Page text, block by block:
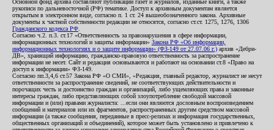
Основной фонд архива составляют публикации газет и журналов, изданные книги, а также
рукописи по дальневосточной (РФ) тематике. Доступ к архивным документам является
открытым в электронном виде, согласно п. 1 ст. 24 вышеобозначенного закона. Архивные
документы к частной собственности редакции не относятся, согласно ст.ст. 1275, 1276, 1306
Гражданского кодекса РФ
Согласно ч.2. п.3. ст.17 «Ответственность за правонарушения в сфере информации,
информационных технологий и защиты информации» Закона РФ «Об информации,
информационных технологиях и о защите информации» (ФЗ-149 от 27.07.06 г.) архив «Дебри-
ДВ», хранящий информацию, гражданско-правовую ответственность за распространение
информации не несет. Сайт и редакция основываются и работают на основании ст.8 «Право на
доступ к информации» ФЗ-149.
Согласно пп.3,4,6 ст.57 Закона РФ «О СМИ», «Редакция, главный редактор, журналист не несут
ответственности за распространение сведений, не соответствующих действительности и
порочащих честь и достоинство граждан и организаций, либо ущемляющих права и законные
интересы граждан, либо представляющих собой злоупотребление свободой массовой
информации и (или) правами журналиста: ...если они являются дословным воспроизведением
сообщений и материалов или их фрагментов, распространенных другим средством массовой
информации (а также сообщения, переданные в пресс-релизах и информация государственных,
общественных организаций и объединений), которое может быть установлено и привлечено к